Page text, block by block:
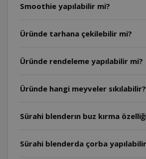
Smoothie yapılabilir mi?
Üründe tarhana çekilebilir mi?
Üründe rendeleme yapılabilir mi?
Üründe hangi meyveler sıkılabilir?
Sürahi blenderın buz kırma
Sürahi blenderda çorba